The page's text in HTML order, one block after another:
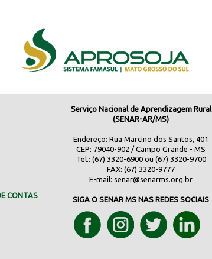
CONTAS
Serviço Nacional de Aprendizagem Rural
(SENAR-AR/MS)
Endereço: Rua Marcino dos Santos, 401
CEP: 79040-902 / Campo Grande - MS
Tel.: (67) 3320-6900 ou (67) 3320-9700
FAX: (67) 3320-9777
E-mail:senar@senarms.org.br
SIGA O SENAR MS NAS REDES SOCIAIS